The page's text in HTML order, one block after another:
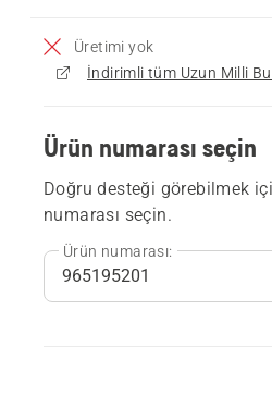
Üretimi yok
Ürün numarası seçin
Doğru desteği görebilmek
numarası seçin.
Ürün numarası: